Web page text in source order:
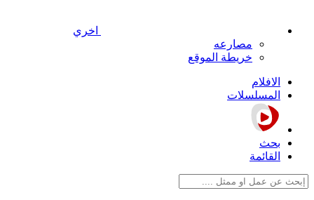
اخري
مصارعه
خريطة الموقع
الافلام
المسلسلات
بحث
القائمة